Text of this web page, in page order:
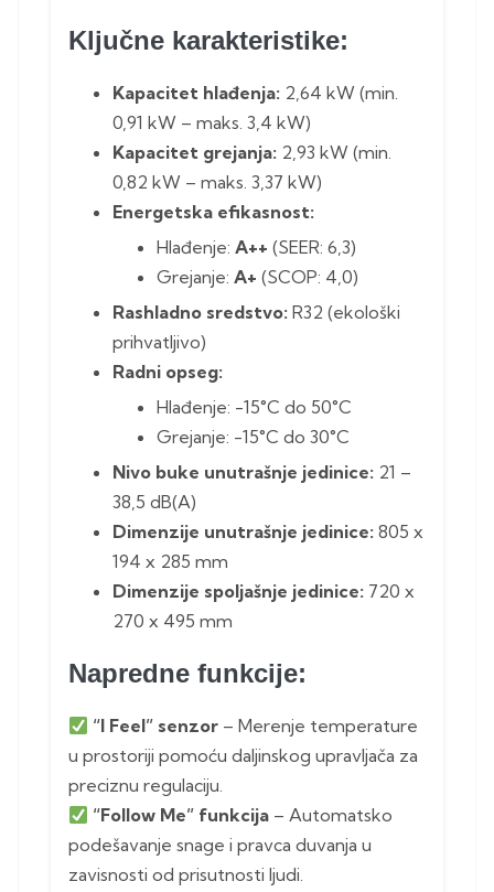
Ključne karakteristike:
Kapacitet hlađenja: 2,64 kW (min.
0,91 kW – maks. 3,4 kW)
Kapacitet grejanja: 2,93 kW (min.
0,82 kW – maks. 3,37 kW)
Energetska efikasnost:
Hlađenje: A++ (SEER: 6,3)
Grejanje: A+ (SCOP: 4,0)
Rashladno sredstvo: R32 (ekološki
prihvatljivo)
Radni opseg:
Hlađenje: -15°C do 50°C
Grejanje: -15°C do 30°C
Nivo buke unutrašnje jedinice: 21 –
38,5 dB(A)
Dimenzije unutrašnje jedinice: 805 x
194 x 285 mm
Dimenzije spoljašnje jedinice: 720 x
270 x 495 mm
Napredne funkcije:
“I Feel” senzor – Merenje temperature
u prostoriji pomoću daljinskog upravljača za
preciznu regulaciju.
“Follow Me” funkcija – Automatsko
podešavanje snage i pravca duvanja u
zavisnosti od prisutnosti ljudi.